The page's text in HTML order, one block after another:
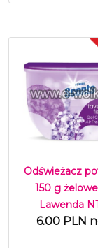
Odświeżacz
150 g
Lawenda
6.00 PLN